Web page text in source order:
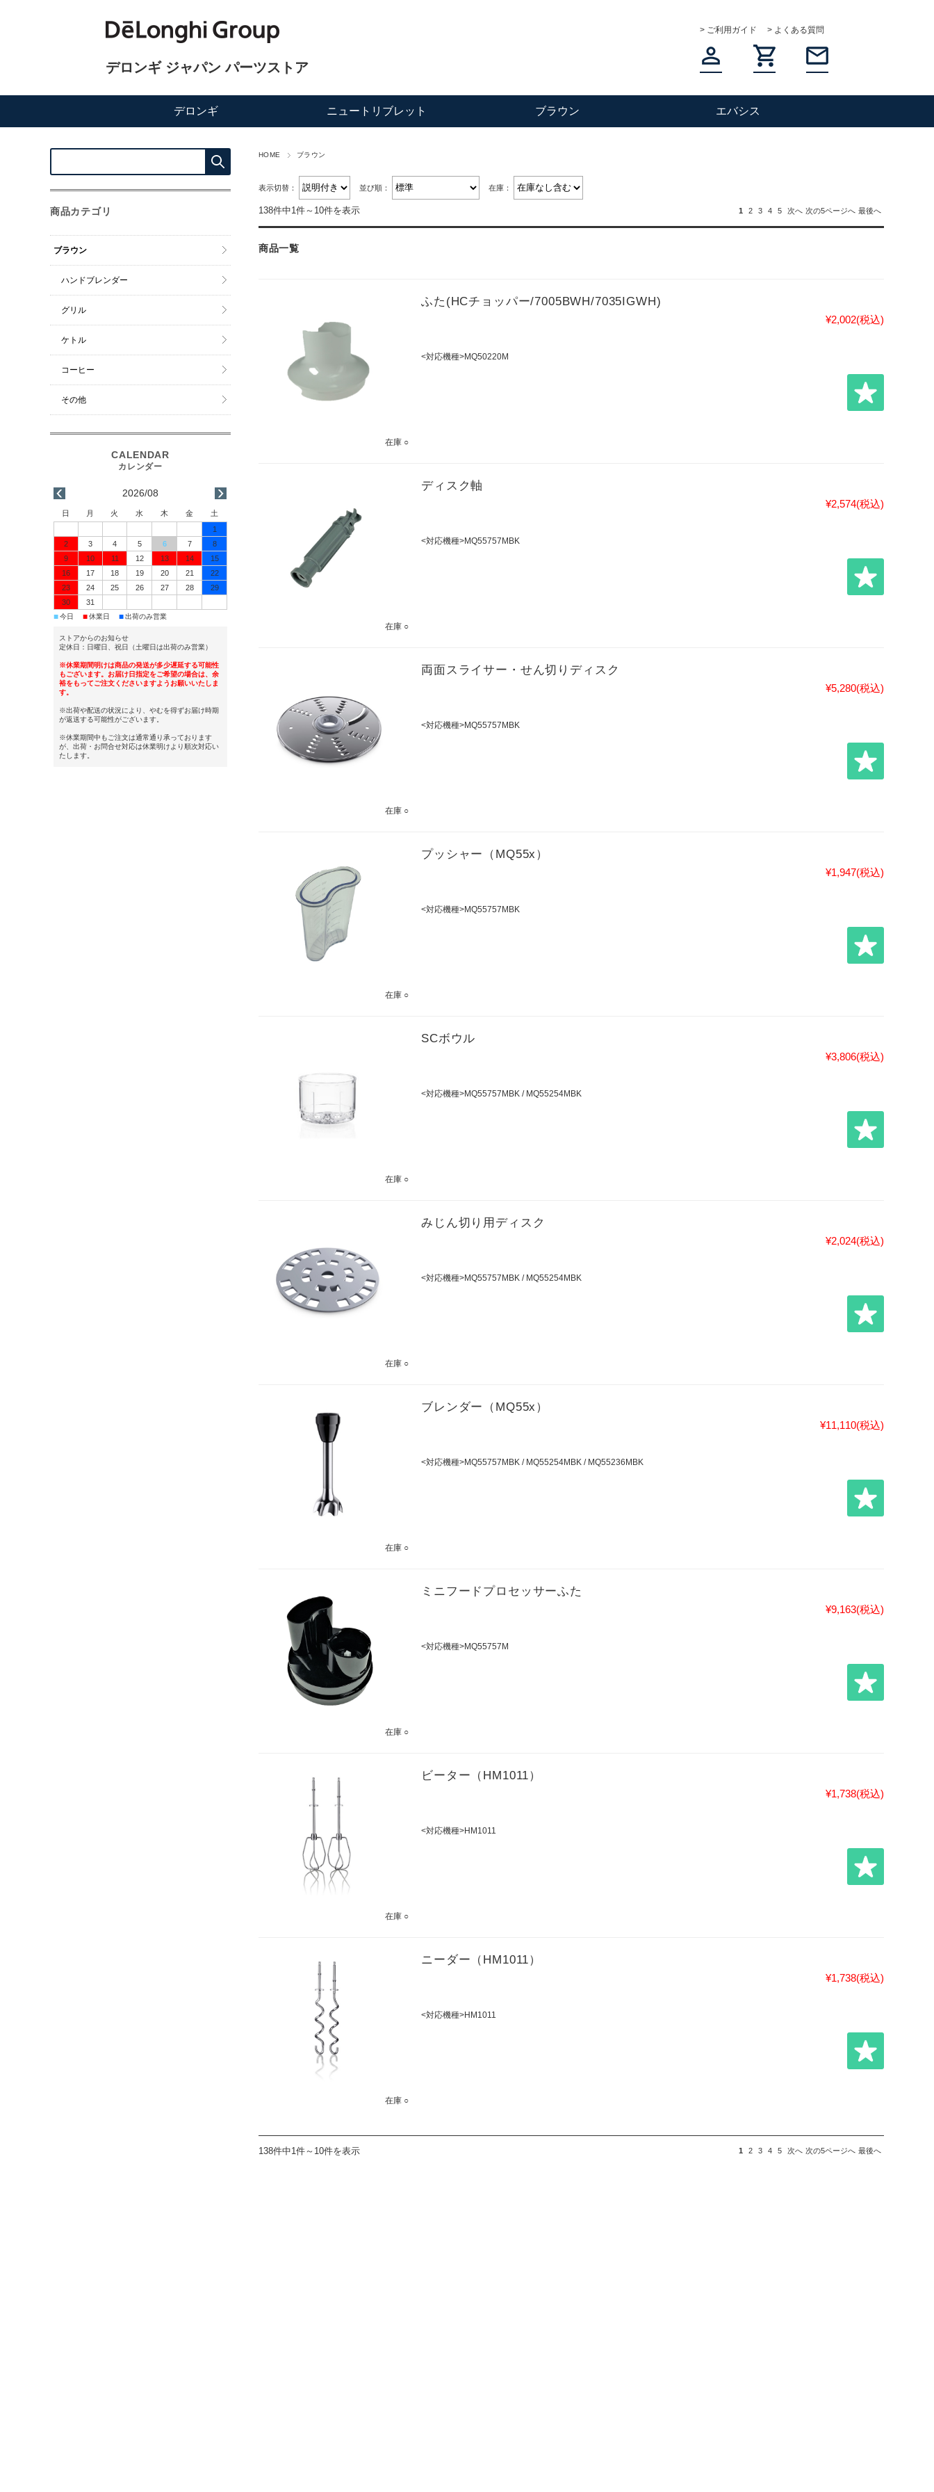
デロンギ ジャパン パーツストア
> ご利用ガイド > よくある質問
デロンギ ニュートリブレット ブラウン エバシス
HOME ブラウン
表示切替： 並び順： 在庫：
138件中1件～10件を表示 1 2 3 4 5 次へ 次の5ページへ 最後へ
商品一覧
在庫 ○
ふた(HCチョッパー/7005BWH/7035IGWH)
¥2,002(税込)
<対応機種>MQ50220M
在庫 ○
ディスク軸
¥2,574(税込)
<対応機種>MQ55757MBK
在庫 ○
両面スライサー・せん切りディスク
¥5,280(税込)
<対応機種>MQ55757MBK
在庫 ○
プッシャー（MQ55x）
¥1,947(税込)
<対応機種>MQ55757MBK
在庫 ○
SCボウル
¥3,806(税込)
<対応機種>MQ55757MBK / MQ55254MBK
在庫 ○
みじん切り用ディスク
¥2,024(税込)
<対応機種>MQ55757MBK / MQ55254MBK
在庫 ○
ブレンダー（MQ55x）
¥11,110(税込)
<対応機種>MQ55757MBK / MQ55254MBK / MQ55236MBK
在庫 ○
ミニフードプロセッサーふた
¥9,163(税込)
<対応機種>MQ55757M
在庫 ○
ビーター（HM1011）
¥1,738(税込)
<対応機種>HM1011
在庫 ○
ニーダー（HM1011）
¥1,738(税込)
<対応機種>HM1011
138件中1件～10件を表示 1 2 3 4 5 次へ 次の5ページへ 最後へ
商品カテゴリ
ブラウン
ハンドブレンダー
グリル
ケトル
コーヒー
その他
2026/08
日 月 火 水 木 金
土
1
2
3 4 5 6 7
8
9
10 11 12 13 14
15
16
17 18 19 20 21
22
23
24 25 26 27 28
29
30
31
■今日 ■休業日 ■出荷のみ営業
ストアからのお知らせ
定休日：日曜日、祝日（土曜日は出荷のみ営業）
※休業期間明けは商品の発送が多少遅延する可能性
もございます。お届け日指定をご希望の場合は、余
裕をもってご注文くださいますようお願いいたしま
す。
※出荷や配送の状況により、やむを得ずお届け時期
が返送する可能性がございます。
※休業期間中もご注文は通常通り承っております
が、出荷・お問合せ対応は休業明けより順次対応い
たします。